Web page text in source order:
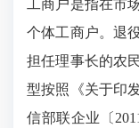
工商户是指在市
个体工商户。退
担任理事长的农
型按照《关于印
信部联企业〔